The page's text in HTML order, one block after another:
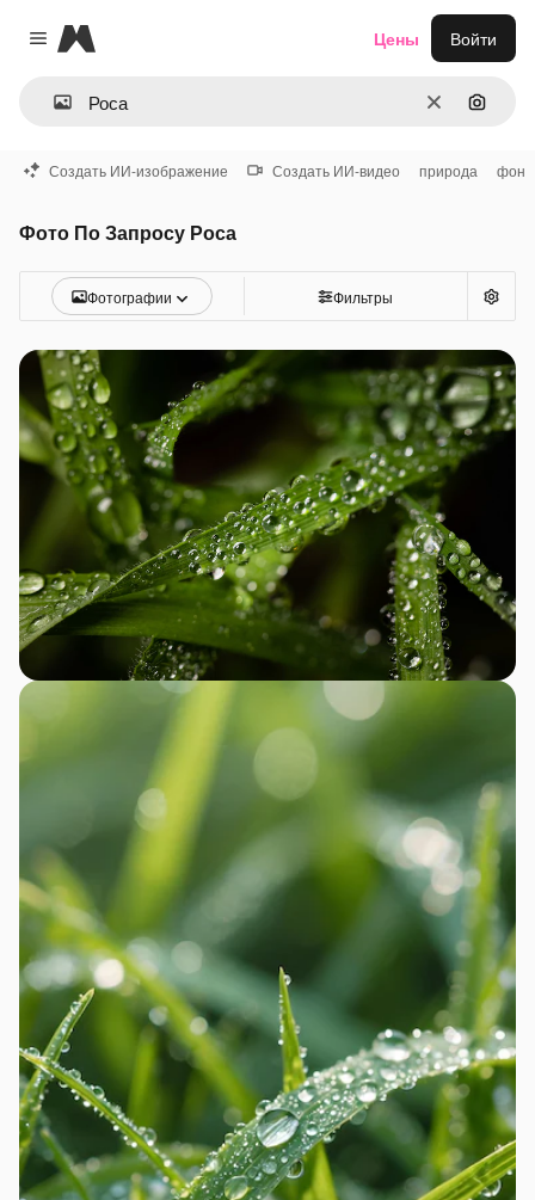
Close menu
Magnific
ОчиститьПоиск
Цены Войти
Создать ИИ-изображение Создать ИИ-видео природа фон
Фото По Запросу Роса
Фотографии Фильтры